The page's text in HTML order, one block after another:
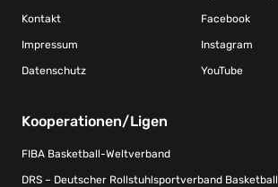
Kontakt
Impressum
Datenschutz
Facebook
Instagram
YouTube
Kooperationen/Ligen
FIBA Basketball-Weltverband
DRS – Deutscher Rollstuhlsportverband Basketball